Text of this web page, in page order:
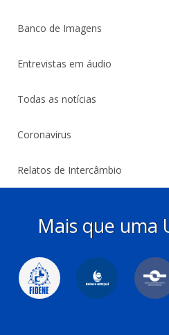
Banco de Imagens
Entrevistas em áudio
Todas as notícias
Coronavirus
Relatos de Intercâmbio
Mais que uma